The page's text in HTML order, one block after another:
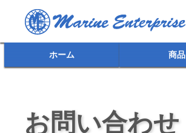
ホーム 商品
お問い合わせ